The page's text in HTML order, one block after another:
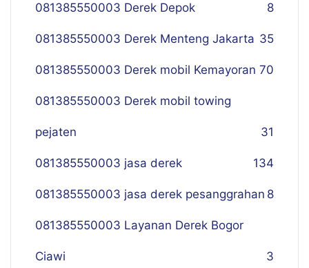
081385550003 Derek Depok 8
081385550003 Derek Menteng Jakarta 35
081385550003 Derek mobil Kemayoran 70
081385550003 Derek mobil towing
pejaten 31
081385550003 jasa derek 134
081385550003 jasa derek pesanggrahan 8
081385550003 Layanan Derek Bogor
Ciawi 3